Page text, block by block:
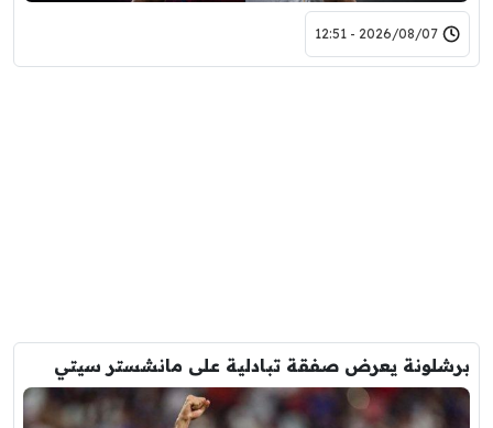
2026/08/07 - 12:51
برشلونة يعرض صفقة تبادلية على مانشستر سيتي